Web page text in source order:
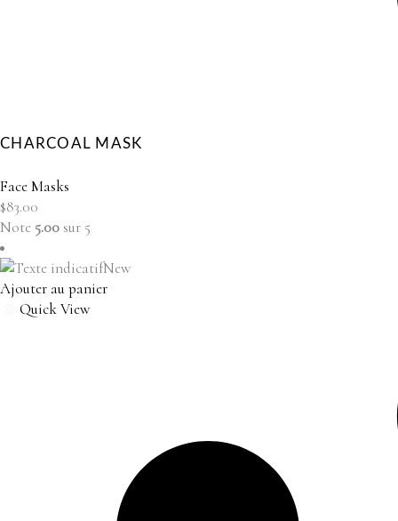
CHARCOAL MASK
Face Masks
$83.00
Note 5.00 sur 5
New
Ajouter au panier
Quick View